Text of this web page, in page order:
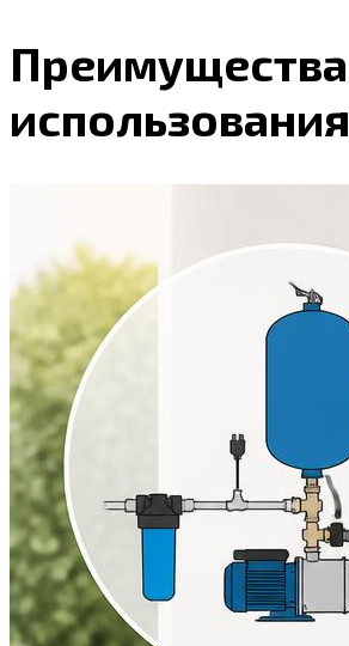
Преимущества
использования